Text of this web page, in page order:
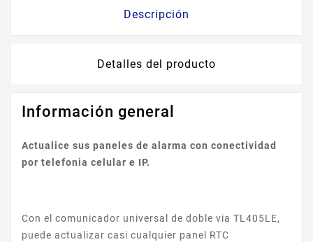
Descripción
Detalles del producto
Información general
Actualice sus paneles de alarma con conectividad
por telefonia celular e IP.
Con el comunicador universal de doble via TL405LE,
puede actualizar casi cualquier panel RTC